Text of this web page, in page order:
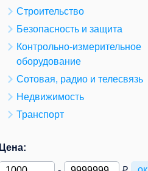
Строительство
Безопасность и защита
Контрольно-измерительное
оборудование
Сотовая, радио и телесвязь
Недвижимость
Транспорт
Цена: